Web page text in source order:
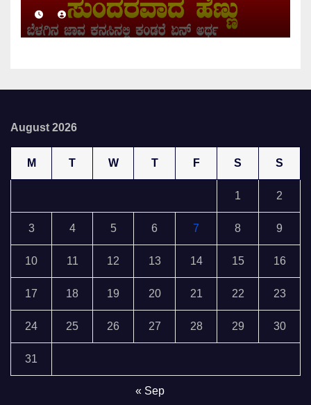
August 2026
M T W T F S S
1 2
3 4 5 6 7 8 9
10 11 12 13 14 15 16
17 18 19 20 21 22 23
24 25 26 27 28 29 30
31
« Sep